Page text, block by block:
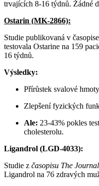
trvajících 8-16 týdnů. Žádné
Ostarin (MK-2866):
Studie publikovaná v časopise
testovala Ostarine na 159
16 týdnů.
Výsledky:
Přírůstek svalové
Zlepšení fyzických
Ale: 23-43% pokles
cholesterolu.
Ligandrol (LGD-4033):
Studie z časopisu The
Ligandrol na 76 zdravých